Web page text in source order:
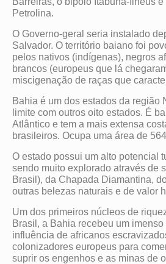
Petrolina.
O Governo-geral seria instalado
Salvador. O território baiano foi
pelos nativos (indígenas), negros
brancos (europeus que lá
miscigenação de raças que
Bahia é um dos estados da região
limite com outros oito estados. É
Atlântico e tem a mais extensa
brasileiros. Ocupa uma área de
O estado possui um alto potencial
sendo muito explorado através de
Brasil), da Chapada Diamantina,
outras belezas naturais e de valor
Um dos primeiros núcleos de
Brasil, a Bahia recebeu um
influência de africanos
colonizadores europeus para
suprir os engenhos e as minas de